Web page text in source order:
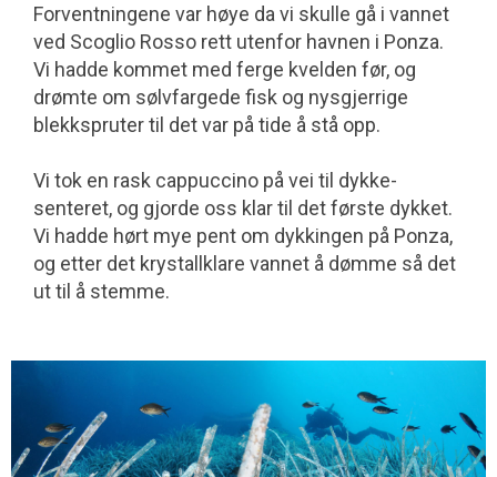
Forventningene var høye da vi skulle gå i vannet
ved Scoglio Rosso rett utenfor havnen i Ponza.
Vi hadde kommet med ferge kvelden før, og
drømte om sølv­fargede fisk og nysgjerrige
blekkspruter til det var på tide å stå opp.
Vi tok en rask cappuccino på vei til dykke­
senteret, og gjorde oss klar til det første dykket.
Vi hadde hørt mye pent om dykkingen på Ponza,
og etter det krystall­klare vannet å dømme så det
ut til å stemme.